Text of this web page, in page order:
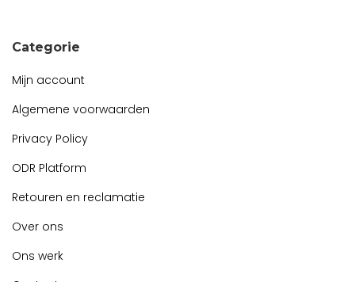
Categorie
Mijn account
Algemene voorwaarden
Privacy Policy
ODR Platform
Retouren en reclamatie
Over ons
Ons werk